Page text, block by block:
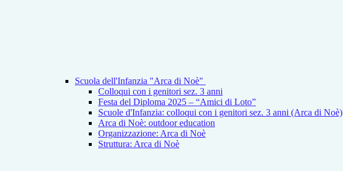
Scuola dell'Infanzia "Arca di Noè"
Colloqui con i genitori sez. 3 anni
Festa del Diploma 2025 – “Amici di Loto”
Scuole d'Infanzia: colloqui con i genitori sez. 3 anni (Arca di Noè)
Arca di Noè: outdoor education
Organizzazione: Arca di Noè
Struttura: Arca di Noè